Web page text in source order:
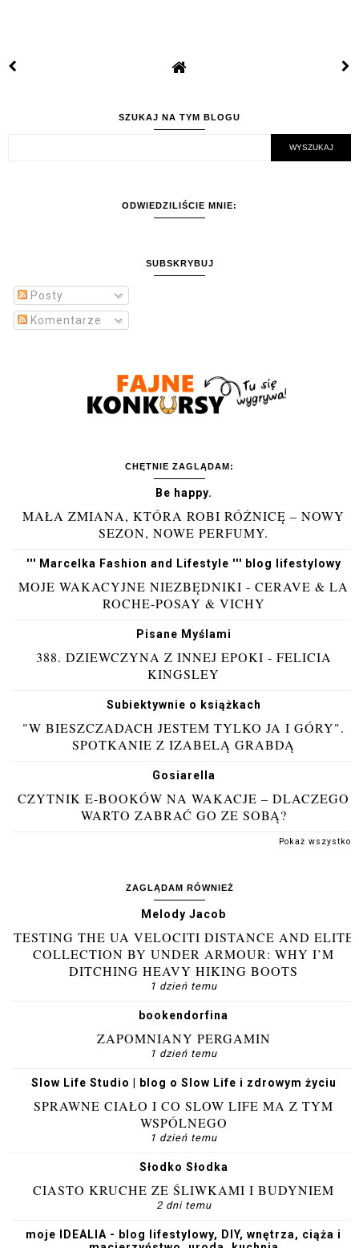
SZUKAJ NA TYM BLOGU
ODWIEDZILIŚCIE MNIE:
SUBSKRYBUJ
Posty
Komentarze
CHĘTNIE ZAGLĄDAM:
Be happy.
MAŁA ZMIANA, KTÓRA ROBI RÓŻNICĘ – NOWY
SEZON, NOWE PERFUMY.
''' Marcelka Fashion and Lifestyle ''' blog lifestylowy
MOJE WAKACYJNE NIEZBĘDNIKI - CERAVE & LA
ROCHE-POSAY & VICHY
Pisane Myślami
388. DZIEWCZYNA Z INNEJ EPOKI - FELICIA
KINGSLEY
Subiektywnie o książkach
"W BIESZCZADACH JESTEM TYLKO JA I GÓRY".
SPOTKANIE Z IZABELĄ GRABDĄ
Gosiarella
CZYTNIK E-BOOKÓW NA WAKACJE – DLACZEGO
WARTO ZABRAĆ GO ZE SOBĄ?
Pokaż wszystko
ZAGLĄDAM RÓWNIEŻ
Melody Jacob
TESTING THE UA VELOCITI DISTANCE AND ELITE
COLLECTION BY UNDER ARMOUR: WHY I’M
DITCHING HEAVY HIKING BOOTS
1 dzień temu
bookendorfina
ZAPOMNIANY PERGAMIN
1 dzień temu
Slow Life Studio | blog o Slow Life i zdrowym życiu
SPRAWNE CIAŁO I CO SLOW LIFE MA Z TYM
WSPÓLNEGO
1 dzień temu
Słodko Słodka
CIASTO KRUCHE ZE ŚLIWKAMI I BUDYNIEM
2 dni temu
moje IDEALIA - blog lifestylowy, DIY, wnętrza, ciąża i